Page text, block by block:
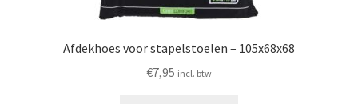
Afdekhoes voor stapelstoelen – 105x68x68
€7,95 incl. btw